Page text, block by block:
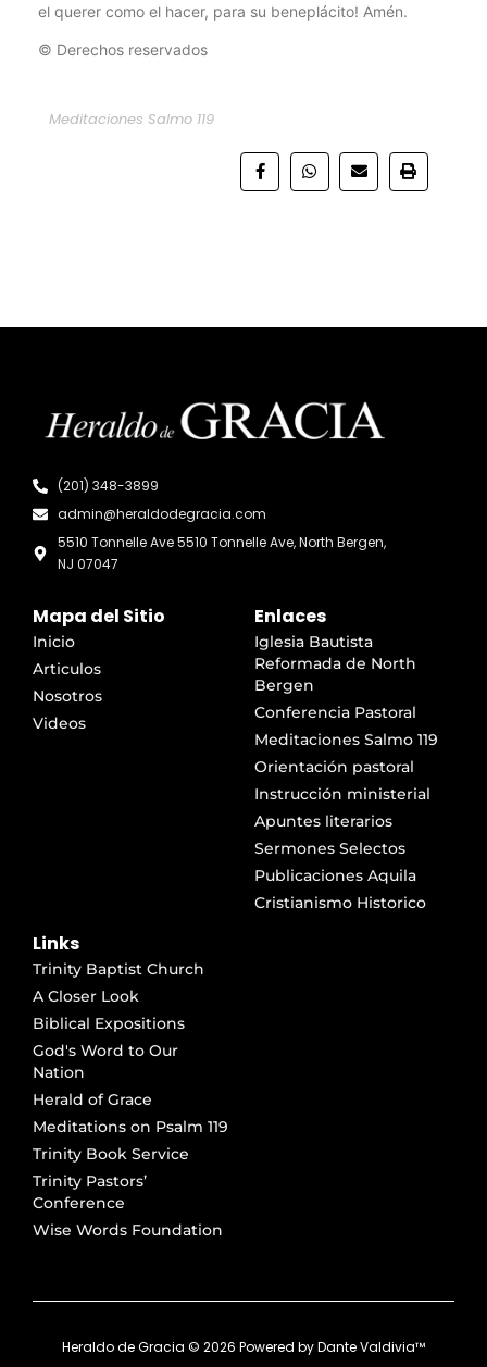
el querer como el hacer, para su beneplácito! Amén.
© Derechos reservados
Meditaciones Salmo 119
(201) 348-3899
admin@heraldodegracia.com
5510 Tonnelle Ave 5510 Tonnelle Ave, North Bergen,
NJ 07047
Mapa del Sitio
Inicio
Articulos
Nosotros
Videos
Enlaces
Iglesia Bautista
Reformada de North
Bergen
Conferencia Pastoral
Meditaciones Salmo 119
Orientación pastoral
Instrucción ministerial
Apuntes literarios
Sermones Selectos
Publicaciones Aquila
Cristianismo Historico
Links
Trinity Baptist Church
A Closer Look
Biblical Expositions
God's Word to Our
Nation
Herald of Grace
Meditations on Psalm 119
Trinity Book Service
Trinity Pastors’
Conference
Wise Words Foundation
Heraldo de Gracia © 2026 Powered byDante Valdivia™